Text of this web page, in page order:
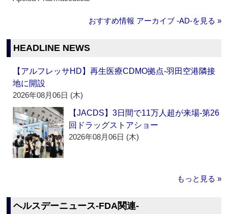
おすすめ情報 アーカイブ ‐AD‐を見る »
HEADLINE NEWS
【アルフレッサHD】再生医療CDMO拠点‐羽田空港隣接
地に開設
2026年08月06日 (木)
【JACDS】3日間で11万人超が来場‐第26
回ドラッグストアショー
2026年08月06日 (木)
もっと見る »
ヘルスデーニュース‐FDA関連‐